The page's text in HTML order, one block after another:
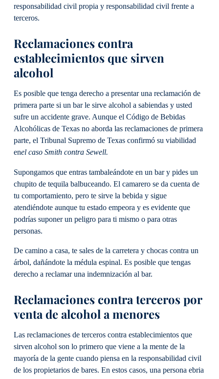
responsabilidad civil propia y responsabilidad civil frente a
terceros.
Reclamaciones contra
establecimientos que sirven
alcohol
Es posible que tenga derecho a presentar una reclamación de
primera parte si un bar le sirve alcohol a sabiendas y usted
sufre un accidente grave. Aunque el Código de Bebidas
Alcohólicas de Texas no aborda las reclamaciones de primera
parte, el Tribunal Supremo de Texas confirmó su viabilidad
enel caso Smith contra Sewell.
Supongamos que entras tambaleándote en un bar y pides un
chupito de tequila balbuceando. El camarero se da cuenta de
tu comportamiento, pero te sirve la bebida y sigue
atendiéndote aunque tu estado empeora y es evidente que
podrías suponer un peligro para ti mismo o para otras
personas.
De camino a casa, te sales de la carretera y chocas contra un
árbol, dañándote la médula espinal. Es posible que tengas
derecho a reclamar una indemnización al bar.
Reclamaciones contra terceros por
venta de alcohol a menores
Las reclamaciones de terceros contra establecimientos que
sirven alcohol son lo primero que viene a la mente de la
mayoría de la gente cuando piensa en la responsabilidad civil
de los propietarios de bares. En estos casos, una persona ebria